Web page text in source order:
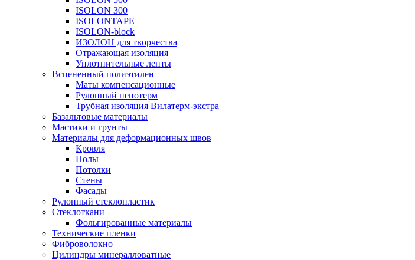
ISOLON 300
ISOLONTAPE
ISOLON-block
ИЗОЛОН для творчества
Отражающая изоляция
Уплотнительные ленты
Вспененный полиэтилен
Маты компенсационные
Рулонный пенотерм
Трубная изоляция Вилатерм-экстра
Базальтовые материалы
Мастики и грунты
Материалы для деформационных швов
Кровля
Полы
Потолки
Стены
Фасады
Рулонный стеклопластик
Стеклоткани
Фольгированные материалы
Технические пленки
Фиброволокно
Цилиндры минералловатные